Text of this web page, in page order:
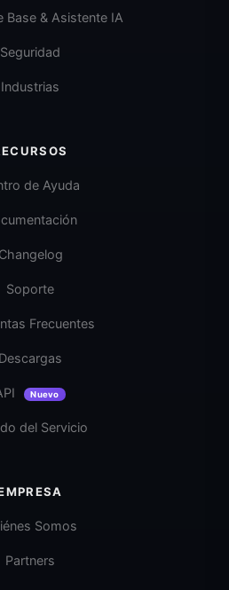
Base & Asistente IA
Seguridad
Industrias
de Ayuda
Changelog
Soporte
Frecuentes
Descargas
Nuevo
del Servicio
Somos
Partners